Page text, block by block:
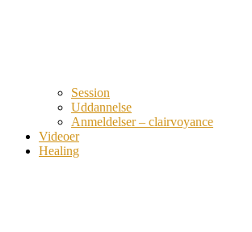
Session
Uddannelse
Anmeldelser – clairvoyance
Videoer
Healing